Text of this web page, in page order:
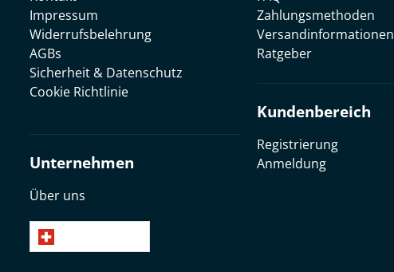
Impressum
Widerrufsbelehrung
AGBs
Sicherheit & Datenschutz
Cookie Richtlinie
Unternehmen
Über uns
Zahlungsmethoden
Versandinformationen
Ratgeber
Kundenbereich
Registrierung
Anmeldung